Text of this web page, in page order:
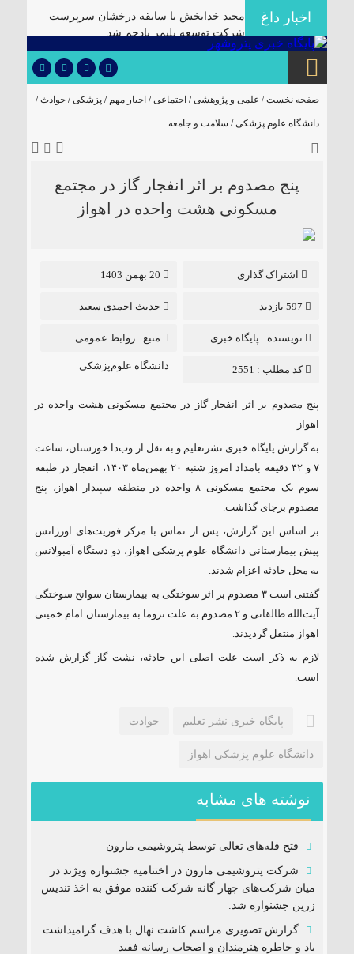
اخبار داغ
مجید خدابخش با سابقه درخشان سرپرست
شرکت توسعه پلیمر پادجم شد
مدیرعامل هلدینگ صباانرژی از مواکب
خدمت‌رسانی به زائران و عزاداران بازدید کرد
انتصاب مدیرعامل جدید شرکت توسعه
توسعه فناوری و افزایش پایداری تولید با اجرای
واحد الفین پتروشیمی مروارید
بازدید مدیر کنترل تولید NPC از روند تعمیرات
در واحد اتیلن گلایکول پتروشیمی مروارید
ساخت مبدل‌های راهبردی با تکیه بر توان داخلی
صفحه نخست / علمی و پژوهشی/ اجتماعی/ اخبار مهم / پزشکی/ حوادث/
دانشگاه علوم پزشکی/ سلامت و جامعه
پنج مصدوم بر اثر انفجار گاز در مجتمع
مسکونی هشت واحده در اهواز
اشتراک گذاری
حدیث احمدی سعید
نویسنده : پایگاه خبری
نشر تعلیم
منبع : روابط عمومی
دانشگاه علوم‌پزشکی کد مطلب : 2551
پنج مصدوم بر اثر انفجار گاز در مجتمع مسکونی هشت واحده در
اهواز
به گزارش پایگاه خبری نشرتعلیم و به نقل از وب‌دا خوزستان، ساعت
۷ و ۴۲ دقیقه بامداد امروز شنبه ۲۰ بهمن‌ماه ۱۴۰۳، انفجار در طبقه
سوم یک مجتمع مسکونی ۸ واحده در منطقه سپیدار اهواز، پنج
مصدوم برجای گذاشت.
بر اساس این گزارش، پس از تماس با مرکز فوریت‌های اورژانس
پیش بیمارستانی دانشگاه علوم پزشکی اهواز، دو دستگاه آمبولانس
به محل حادثه اعزام شدند.
گفتنی است ۳ مصدوم بر اثر سوختگی به بیمارستان سوانح سوختگی
آیت‌الله طالقانی و ۲ مصدوم به علت تروما به بیمارستان امام خمینی
اهواز منتقل گردیدند.
لازم به ذکر است علت اصلی این حادثه، نشت گاز گزارش شده
است.
پایگاه خبری نشر تعلیم حوادت
دانشگاه علوم پزشکی اهواز
نوشته های مشابه
فتح‌ قله‌های تعالی توسط پتروشیمی مارون
شرکت پتروشیمی مارون در اختتامیه جشنواره ویژند در
میان شرکت‌های چهار گانه شرکت کننده موفق به اخذ تندیس
زرین جشنواره شد.
گزارش تصویری مراسم کاشت نهال با هدف گرامیداشت
یاد و خاطره هنرمندان و اصحاب رسانه فقید